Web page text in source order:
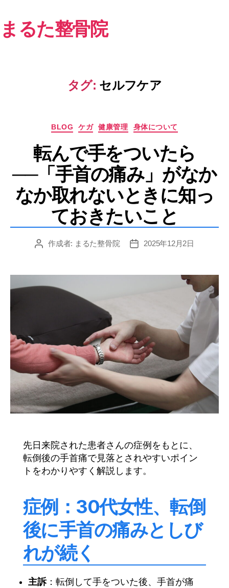
まるた整骨院
タグ: セルフケア
カ
ゴ
リ
ー
BLOG ケガ 健康管理 身体について
転んで手をついたら
──「手首の痛み」がなか
なか取れないときに知っ
ておきたいこと
投 作成者: まるた整骨院
投
2025年12月2日
先日来院された患者さんの症例をもとに、
転倒後の手首痛で見落とされやすいポイン
トをわかりやすく解説します。
症例：30代女性、転倒
後に手首の痛みとしび
れが続く
主訴：転倒して手をついた後、手首が痛